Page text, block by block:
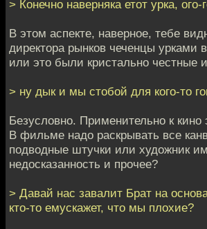
> Конечно наверняка етот урка, ого-
В этом аспекте, наверное, тебе
директора рынков чеченцы урками
или это были кристально честные
> ну дык и мы стобой для кого-то
Безусловно. Применительно к кино
В фильме надо раскрывать все
подводные штучки или художник
недосказанность и прочее?
> Давай нас завалит Брат на
кто-то емускажет, что мы плохие?